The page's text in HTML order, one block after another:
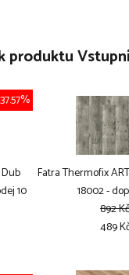
produktu
10
Fatra Thermofix
18002 -
892 Kč
489